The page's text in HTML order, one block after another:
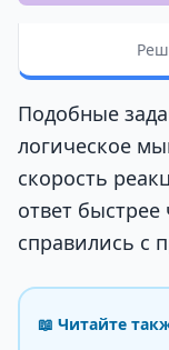
Подобные
логическое
скорость
ответ
справились с
📖 Читайте